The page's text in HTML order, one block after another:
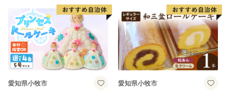
愛知県小牧市 愛知県小牧市